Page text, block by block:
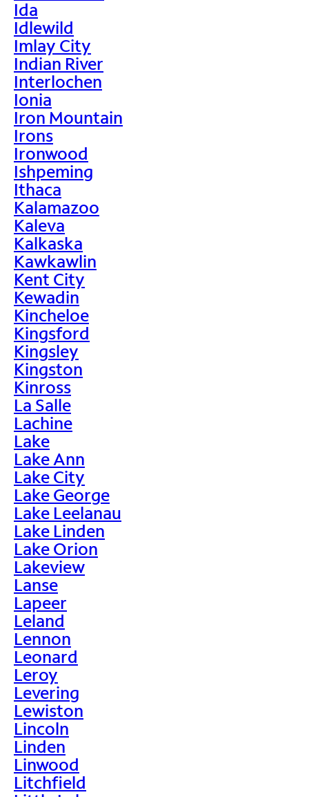
Ida
Idlewild
Imlay City
Indian River
Interlochen
Ionia
Iron Mountain
Irons
Ironwood
Ishpeming
Ithaca
Kalamazoo
Kaleva
Kalkaska
Kawkawlin
Kent City
Kewadin
Kincheloe
Kingsford
Kingsley
Kingston
Kinross
La Salle
Lachine
Lake
Lake Ann
Lake City
Lake George
Lake Leelanau
Lake Linden
Lake Orion
Lakeview
Lanse
Lapeer
Leland
Lennon
Leonard
Leroy
Levering
Lewiston
Lincoln
Linden
Linwood
Litchfield